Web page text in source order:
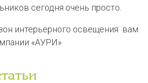
сегодня очень просто.
интерьерного освещения вам
«АУРИ»